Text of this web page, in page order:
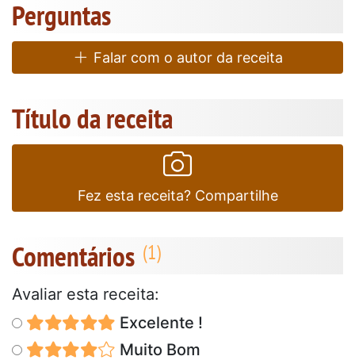
Perguntas
Falar com o autor da receita
Título da receita
Fez esta receita? Compartilhe
Comentários
Avaliar esta receita:
Excelente !
Muito Bom